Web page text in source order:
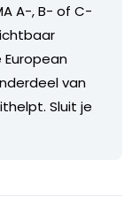
A-, B- of C-
European
van
Sluit je